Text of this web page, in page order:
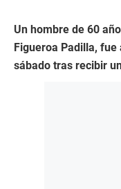
Un hombre de 60
Figueroa Padilla,
sábado tras recibir